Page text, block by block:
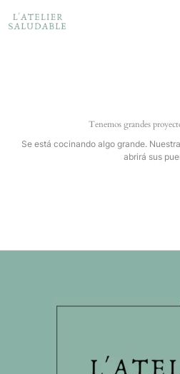
contenido
Tenemos grandes
Se está cocinando algo grande.
abrirá sus